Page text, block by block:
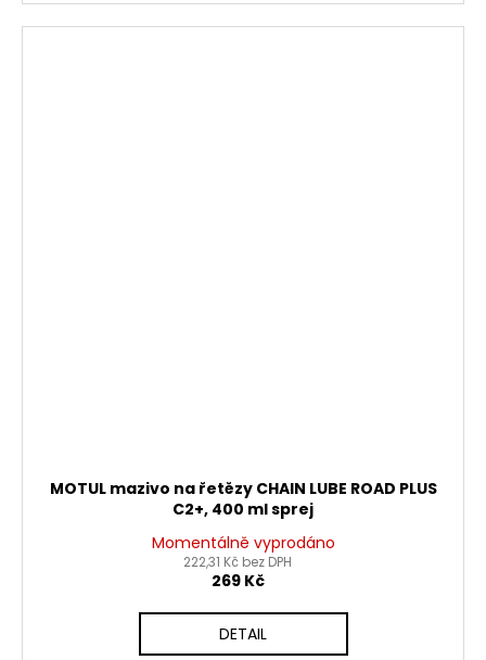
MOTUL mazivo na řetězy CHAIN LUBE ROAD PLUS
C2+, 400 ml sprej
Momentálně vyprodáno
222,31 Kč bez DPH
269 Kč
DETAIL